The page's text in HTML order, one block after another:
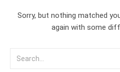
Sorry, but nothing matched
again with some